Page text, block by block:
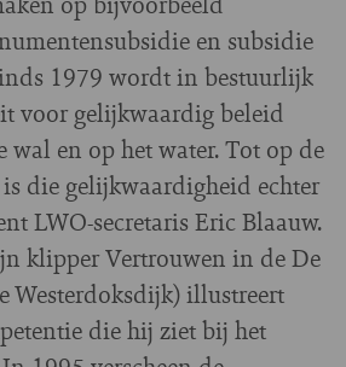
en subsidie
1979 wordt in bestuurlijk
voor gelijkwaardig beleid
en op het water. Tot op de
die gelijkwaardigheid echter
LWO-secretaris Eric Blaauw.
klipper Vertrouwen in de De
Westerdoksdijk) illustreert
die hij ziet bij het